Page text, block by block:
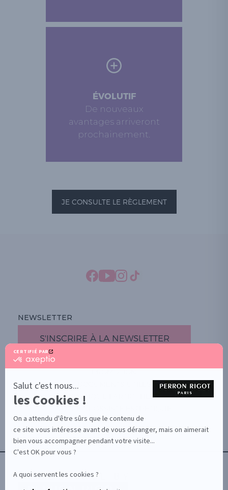
CERTIFIÉ PAR
certifié
En
savoir
plus
sur
Axeptio
Salut c'est nous...
les Cookies !
On a attendu d'être sûrs que le contenu de
ce site vous intéresse avant de vous déranger, mais on aimerait
bien vous accompagner pendant votre visite...
C'est OK pour vous ?
A quoi servent les cookies ?
ÉVOLUTIF
De nouveaux
avantages arriveront
prochainement.
JE CONSULTE LE RÈGLEMENT
NEWSLETTER
S'INSCRIRE À LA NEWSLETTER
BOUTIQUE PARTICULIERS
AIDE / FAQ
CONTACT
CGU/CGV